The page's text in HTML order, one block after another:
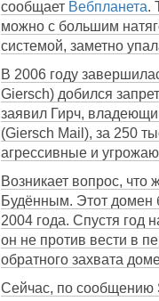
сообщает Вебпланета.
можно с большим
системой, заметно
В 2006 году
Giersch) добился
заявил Гирч,
(Giersch Mail), за 250
агрессивные и
Возникает вопрос,
Будённым. Этот домен
2004 года. Спустя год
он не против вести в
обратного захвата
Сейчас, по сообщению